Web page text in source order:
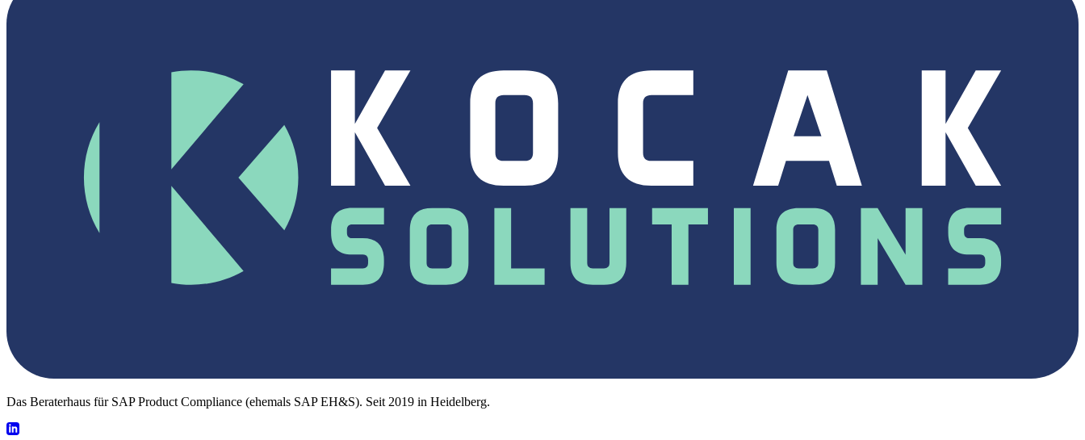
Das Beraterhaus für SAP Product Compliance (ehemals SAP EH&S). Seit 2019 in Heidelberg.